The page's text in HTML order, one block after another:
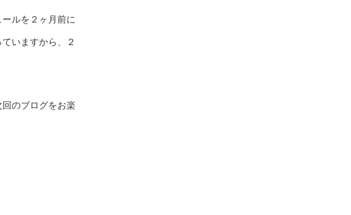
ルを２ヶ月前に
いますから、２
のブログをお楽